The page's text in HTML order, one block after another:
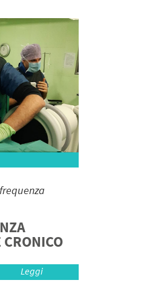
Leggi